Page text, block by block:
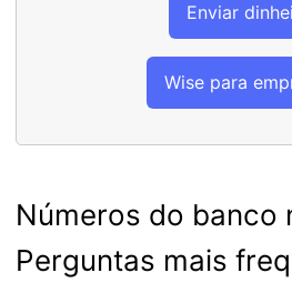
Enviar
Wise para
Números do banco
Perguntas mais